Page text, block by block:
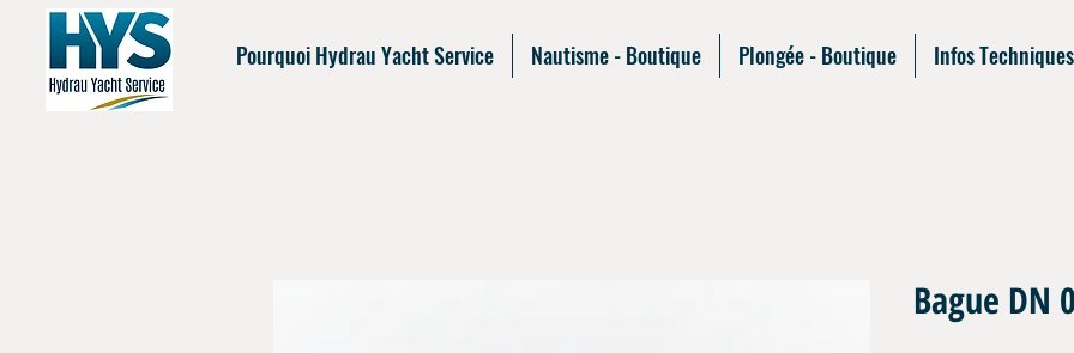
Pourquoi Hydrau Yacht Service Nautisme - Boutique Plongée - Boutique Infos Techniques
Bague DN